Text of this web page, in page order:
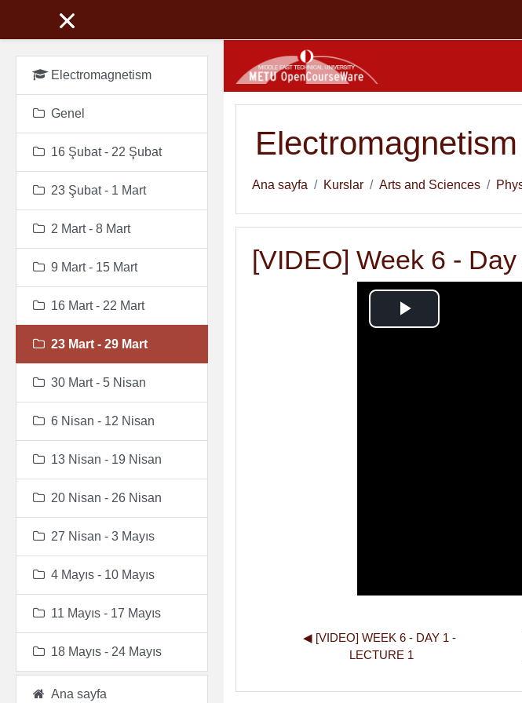
Ana sayfa Kurslar Arts and Sciences
[VIDEO] Week 6 -
Videoyu
◀︎ [VIDEO] WEEK 6 - DAY 1 -
LECTURE 1
Electromagnetism
Genel
16 Şubat - 22 Şubat
23 Şubat - 1 Mart
2 Mart - 8 Mart
9 Mart - 15 Mart
16 Mart - 22 Mart
23 Mart - 29 Mart
30 Mart - 5 Nisan
6 Nisan - 12 Nisan
13 Nisan - 19 Nisan
20 Nisan - 26 Nisan
27 Nisan - 3 Mayıs
4 Mayıs - 10 Mayıs
11 Mayıs - 17 Mayıs
18 Mayıs - 24 Mayıs
Ana sayfa